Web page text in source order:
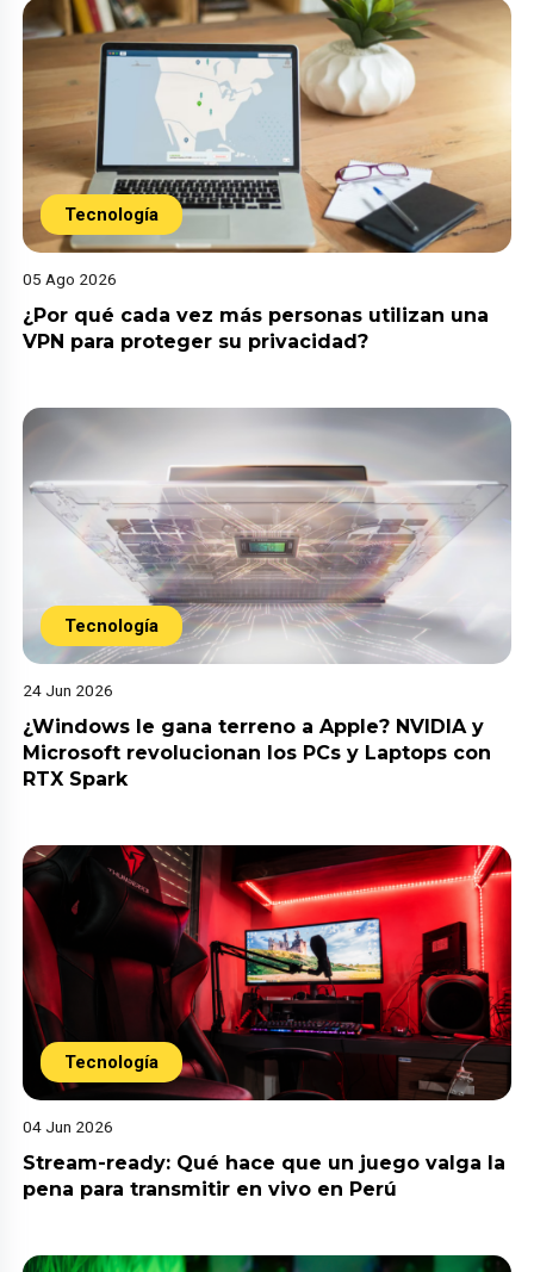
Tecnología
05 Ago 2026
¿Por qué cada vez más personas utilizan una
VPN para proteger su privacidad?
Tecnología
24 Jun 2026
¿Windows le gana terreno a Apple? NVIDIA y
Microsoft revolucionan los PCs y Laptops con
RTX Spark
Tecnología
04 Jun 2026
Stream-ready: Qué hace que un juego valga la
pena para transmitir en vivo en Perú